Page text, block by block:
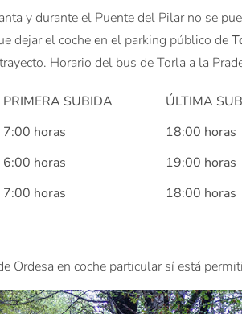
y durante el Puente del Pilar no se
dejar el coche en el parking público de
Horario del bus de Torla a la
PRIMERA SUBIDA ÚLTIMA
7:00 horas 18:00 horas
6:00 horas 19:00 horas
7:00 horas 18:00 horas
Ordesa en coche particular sí está